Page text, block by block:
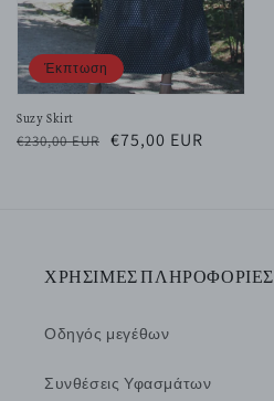
Suzy Skirt
Κανονική
€230,00 EUR Τιμή
€75,00 EUR
Έκπτωση
ΧΡΗΣΙΜΕΣ ΠΛΗΡΟΦΟΡΙΕΣ
Οδηγός μεγέθων
Συνθέσεις Υφασμάτων